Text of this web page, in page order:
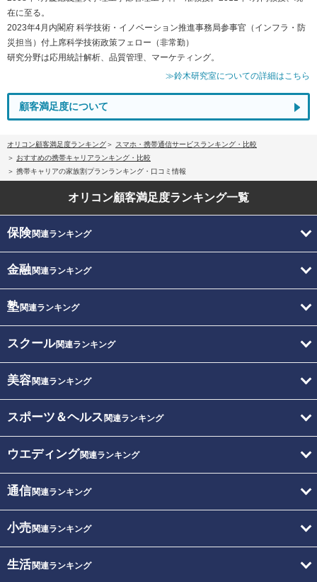
在に至る。
2023年4月内閣府 科学技術・イノベーション推進事務局参事官（インフラ・防
災担当）付上席科学技術政策フェロー（非常勤）
研究分野は応用統計解析、品質管理、マーケティング。
≫鈴木研究室についての詳細はこちら
顧客満足度について
オリコン顧客満足度ランキング
スマホ・携帯通信サービスランキング・比較
おすすめの携帯キャリアランキング・比較
携帯キャリアの家族割プランランキング・口コミ情報
オリコン顧客満足度ランキング一覧
保険関連ランキング
金融関連ランキング
塾関連ランキング
スクール関連ランキング
美容関連ランキング
スポーツ＆ヘルス 関連ランキング
ウエディング関連ランキング
通信関連ランキング
小売関連ランキング
生活関連ランキング